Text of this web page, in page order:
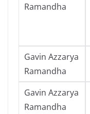
Ramandha
Gavin Azzarya
Ramandha
Gavin Azzarya
Ramandha